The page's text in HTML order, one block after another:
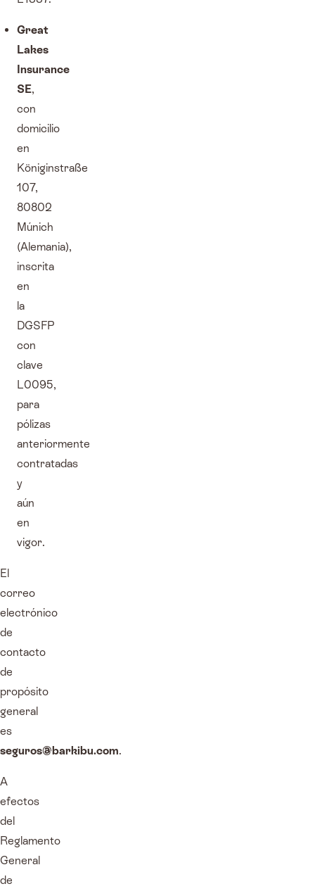
Great
Lakes
Insurance
SE,
con
domicilio
en
Königinstraße
107,
80802
Múnich
(Alemania),
inscrita
en
la
DGSFP
con
clave
L0095,
para
pólizas
anteriormente
contratadas
y
aún
en
vigor.
El
correo
electrónico
de
contacto
de
propósito
general
es
seguros@barkibu.com.
A
efectos
del
Reglamento
General
de